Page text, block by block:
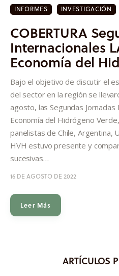
Investigación
Proyectos
Informes
Quiénes somos
INFORMES INVESTIGACIÓN
COBERTURA
Internacionales
Economía del
Bajo el objetivo de discutir el
del sector en la región se
agosto, las Segundas
Economía del Hidrógeno
panelistas de Chile, Argentina,
HVH estuvo presente y
sucesivas…
16 DE AGOSTO DE 2022
Leer Más
ARTÍCULOS